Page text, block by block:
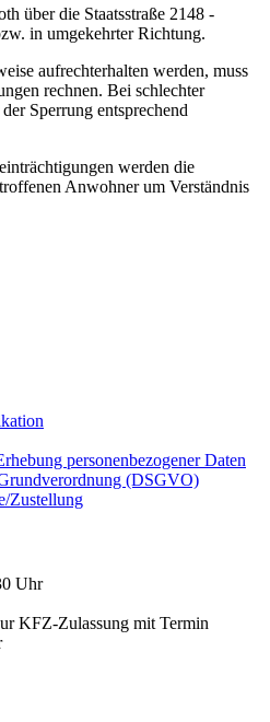
über die Staatsstraße 2148 -
in umgekehrter Richtung.
aufrechterhalten werden, muss
rechnen. Bei schlechter
Sperrung entsprechend
werden die
Anwohner um Verständnis
personenbezogener Daten
(DSGVO)
Zustellung
Uhr
KFZ-Zulassung mit Termin